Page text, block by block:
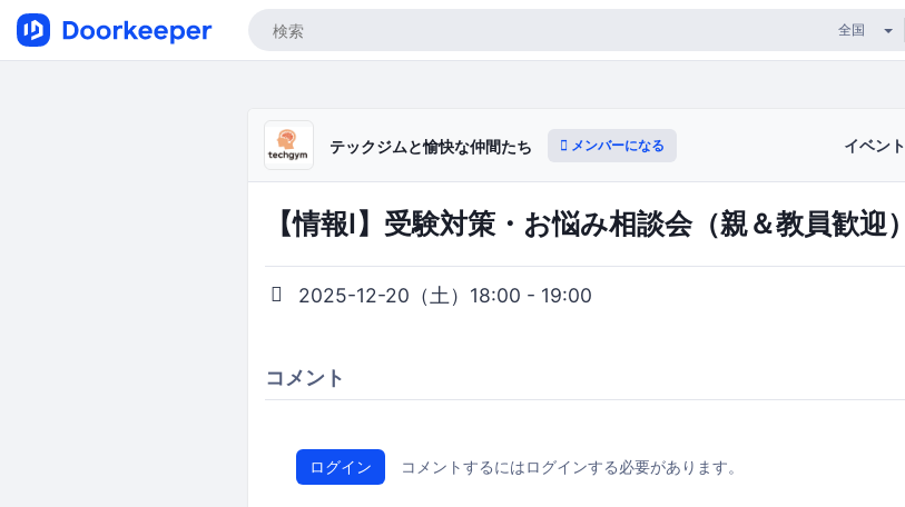
テックジムと愉快な仲間たち メンバーになる イベント
【情報I】受験対策・お悩み相談会（親＆教員歓迎）
2025-12-20（土）18:00 - 19:00
コメント
ログイン コメントするにはログインする必要があります。